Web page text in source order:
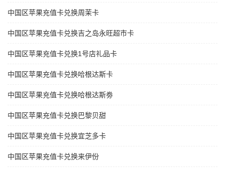
中国区苹果充值卡兑换周茉卡
中国区苹果充值卡兑换吉之岛永旺超市卡
中国区苹果充值卡兑换1号店礼品卡
中国区苹果充值卡兑换哈根达斯卡
中国区苹果充值卡兑换哈根达斯劵
中国区苹果充值卡兑换巴黎贝甜
中国区苹果充值卡兑换宜芝多卡
中国区苹果充值卡兑换来伊份